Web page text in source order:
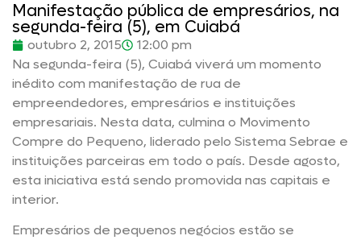
Manifestação pública de empresários, na
segunda-feira (5), em Cuiabá
outubro 2, 2015
12:00 pm
Na segunda-feira (5), Cuiabá viverá um momento
inédito com manifestação de rua de
empreendedores, empresários e instituições
empresariais. Nesta data, culmina o Movimento
Compre do Pequeno, liderado pelo Sistema Sebrae e
instituições parceiras em todo o país. Desde agosto,
esta iniciativa está sendo promovida nas capitais e
interior.
Empresários de pequenos negócios estão se